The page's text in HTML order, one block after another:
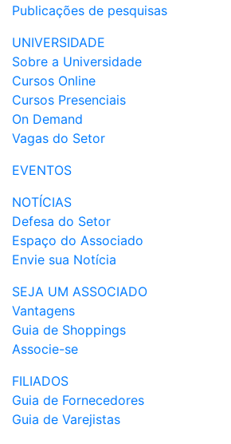
Publicações de pesquisas
UNIVERSIDADE
Sobre a Universidade
Cursos Online
Cursos Presenciais
On Demand
Vagas do Setor
EVENTOS
NOTÍCIAS
Defesa do Setor
Espaço do Associado
Envie sua Notícia
SEJA UM ASSOCIADO
Vantagens
Guia de Shoppings
Associe-se
FILIADOS
Guia de Fornecedores
Guia de Varejistas